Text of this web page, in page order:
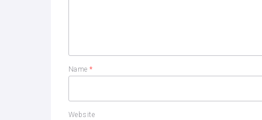
Name*
Website